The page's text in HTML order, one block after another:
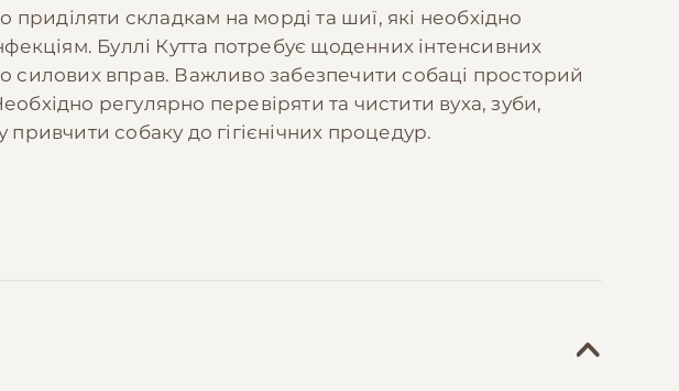
складкам на морді та шиї, які необхідно
Буллі Кутта потребує щоденних інтенсивних
силових вправ. Важливо забезпечити собаці просторий
регулярно перевіряти та чистити вуха, зуби,
собаку до гігієнічних процедур.